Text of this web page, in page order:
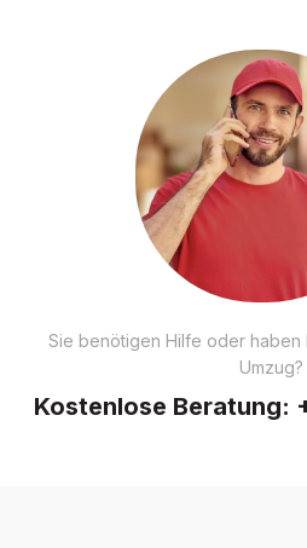
Sie benötigen Hilfe oder haben
Umzug?
Kostenlose Beratung: